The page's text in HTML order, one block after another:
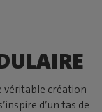
véritable création
d’un tas de